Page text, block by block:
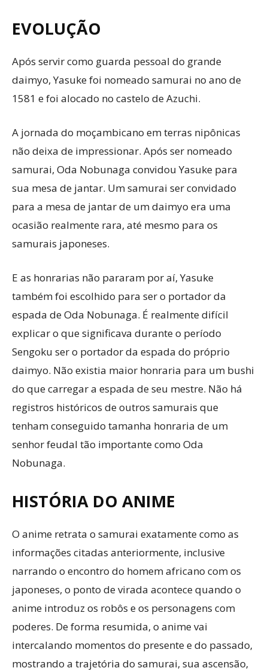
EVOLUÇÃO
Após servir como guarda pessoal do grande
daimyo, Yasuke foi nomeado samurai no ano de
1581 e foi alocado no castelo de Azuchi.
A jornada do moçambicano em terras nipônicas
não deixa de impressionar. Após ser nomeado
samurai, Oda Nobunaga convidou Yasuke para
sua mesa de jantar. Um samurai ser convidado
para a mesa de jantar de um daimyo era uma
ocasião realmente rara, até mesmo para os
samurais japoneses.
E as honrarias não pararam por aí, Yasuke
também foi escolhido para ser o portador da
espada de Oda Nobunaga. É realmente difícil
explicar o que significava durante o período
Sengoku ser o portador da espada do próprio
daimyo. Não existia maior honraria para um bushi
do que carregar a espada de seu mestre. Não há
registros históricos de outros samurais que
tenham conseguido tamanha honraria de um
senhor feudal tão importante como Oda
Nobunaga.
HISTÓRIA DO ANIME
O anime retrata o samurai exatamente como as
informações citadas anteriormente, inclusive
narrando o encontro do homem africano com os
japoneses, o ponto de virada acontece quando o
anime introduz os robôs e os personagens com
poderes. De forma resumida, o anime vai
intercalando momentos do presente e do passado,
mostrando a trajetória do samurai, sua ascensão,